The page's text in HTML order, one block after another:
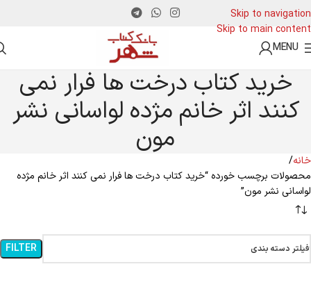
Skip to navigation
Skip to main content
MENU
خرید کتاب درخت ها فرار نمی
کنند اثر خانم مژده لواسانی نشر
مون
خانه
محصولات برچسب خورده “خرید کتاب درخت ها فرار نمی کنند اثر خانم مژده
لواسانی نشر مون”
فیلتر دسته بندی FILTER